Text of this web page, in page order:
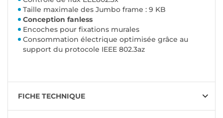
Taille maximale des Jumbo frame : 9 KB
Conception fanless
Encoches pour fixations murales
Consommation électrique optimisée grâce au
support du protocole IEEE 802.3az
FICHE TECHNIQUE